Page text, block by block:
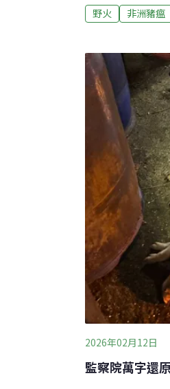
鄉廢棄物堆置場
業。（中央社報
人士設置的違規
用法、現行全面
野火 非洲豬瘟
2026年02月12日
監察院萬字還